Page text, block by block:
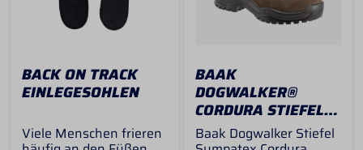
BACK ON TRACK
EINLEGESOHLEN
Viele Menschen frieren
BAAK
DOGWALKER®
CORDURA STIEFEL
LUCKY
Baak Dogwalker Stiefel